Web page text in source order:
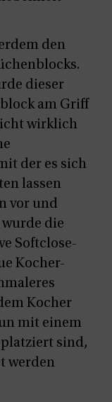
den
dieser
am Griff
wirklich
der es sich
lassen
vor und
die
Softclose-
Kocher-
Kocher
mit einem
sind,
werden